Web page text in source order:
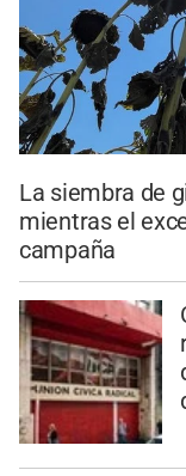
La siembra de
mientras el
campaña